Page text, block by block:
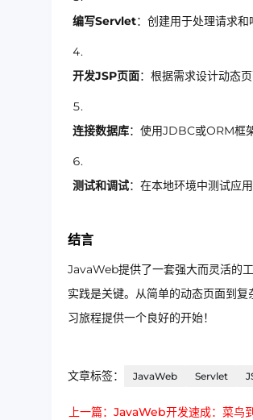
编写Servlet：创建用于处理请求
开发JSP页面：根据需求设计动态
连接数据库：使用JDBC或ORM框
测试和调试：在本地环境中测试应
结言
JavaWeb提供了一套强大而灵活的
实践是关键。从简单的动态页面到
习旅程提供一个良好的开始！
文章标签： JavaWeb Servlet
上一篇：JavaWeb开发速成：菜鸟